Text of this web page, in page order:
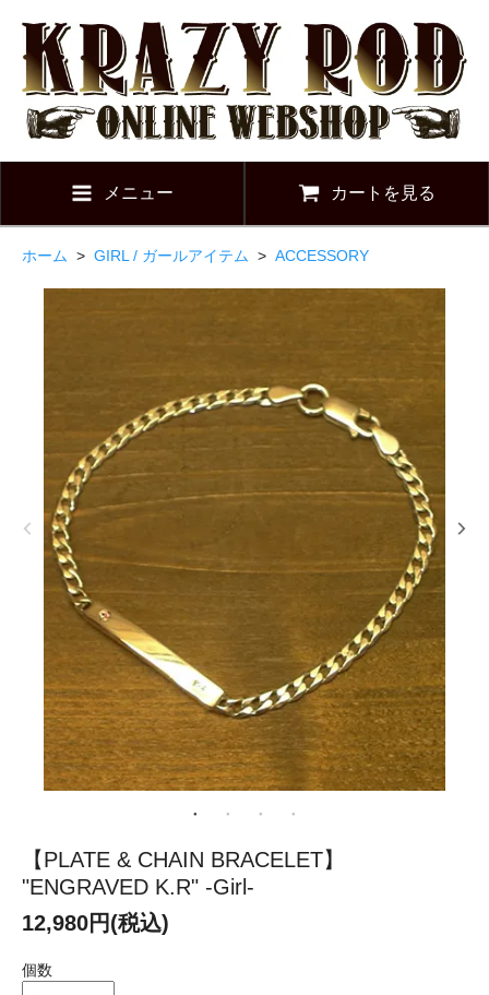
メニュー カートを見る
ホーム > GIRL / ガールアイテム > ACCESSORY
【PLATE & CHAIN BRACELET】
"ENGRAVED K.R" -Girl-
12,980円(税込)
個数